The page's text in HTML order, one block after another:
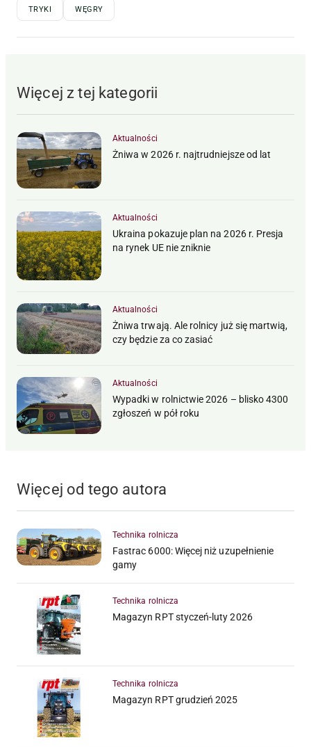
TRYKI WĘGRY
Więcej z tej kategorii
Aktualności
Żniwa w 2026 r. najtrudniejsze od lat
Aktualności
Ukraina pokazuje plan na 2026 r. Presja
na rynek UE nie zniknie
Aktualności
Żniwa trwają. Ale rolnicy już się martwią,
czy będzie za co zasiać
Aktualności
Wypadki w rolnictwie 2026 – blisko 4300
zgłoszeń w pół roku
Więcej od tego autora
Technika rolnicza
Fastrac 6000: Więcej niż uzupełnienie
gamy
Technika rolnicza
Magazyn RPT styczeń-luty 2026
Technika rolnicza
Magazyn RPT grudzień 2025